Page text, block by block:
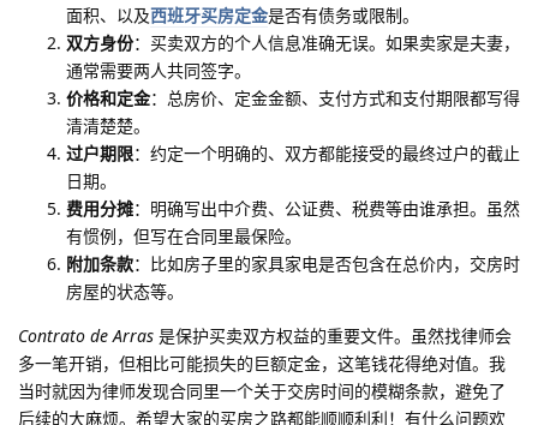
面积、以及西班牙买房定金是否有债务或限制。
双方身份：买卖双方的个人信息准确无误。如果卖家是夫妻，
通常需要两人共同签字。
价格和定金：总房价、定金金额、支付方式和支付期限都写得
清清楚楚。
过户期限：约定一个明确的、双方都能接受的最终过户的截止
日期。
费用分摊：明确写出中介费、公证费、税费等由谁承担。虽然
有惯例，但写在合同里最保险。
附加条款：比如房子里的家具家电是否包含在总价内，交房时
房屋的状态等。
Contrato de Arras 是保护买卖双方权益的重要文件。虽然找律师会
多一笔开销，但相比可能损失的巨额定金，这笔钱花得绝对值。我
当时就因为律师发现合同里一个关于交房时间的模糊条款，避免了
后续的大麻烦。希望大家的买房之路都能顺顺利利！有什么问题欢